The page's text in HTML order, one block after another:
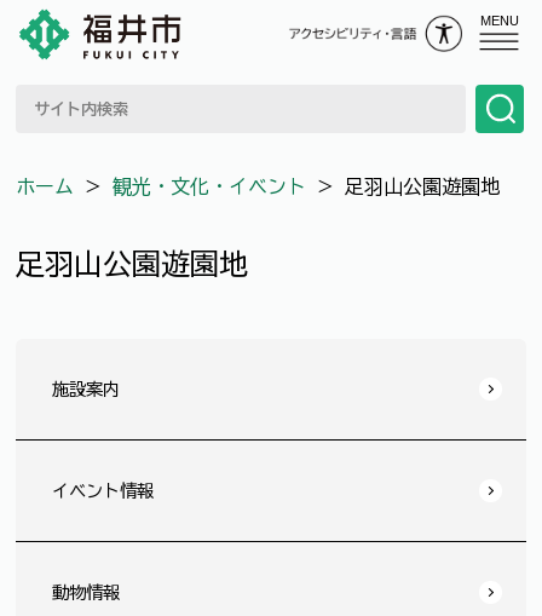
MENU
ホーム ＞ 観光・文化・イベント ＞ 足羽山公園遊園地
足羽山公園遊園地
施設案内
イベント情報
動物情報